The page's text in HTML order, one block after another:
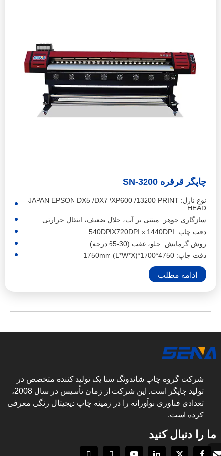
چاپگر قرقره SN-3200
نوع نازل: JAPAN EPSON DX5 /DX7 /XP600 /13200 PRINT
HEAD
سازگاری جوهر: مبتنی بر آب، حلال ضعیف، انتقال حرارتی
دقت چاپ: 540DPIX720DPI x 1440DPI
روش گرمایش: جلو، عقب (30-65 درجه)
دقت چاپ: 4750*1700*1750mm (L*W*X)
ادامه مطلب
شرکت گروه چاپ شاندونگ سنا یک تولید کننده متخصص در
تولید چاپگر است. این شرکت از زمان تأسیس در سال 2008،
تعدادی فناوری نوآورانه را در زمینه چاپ دیجیتال رنگی معرفی
کرده است.
ما را دنبال کنید